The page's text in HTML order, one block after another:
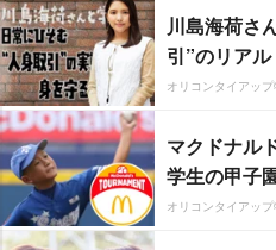
川島海荷さ
引”のリアル
オリコンタイアップ
マクドナル
学生の甲子
オリコンタイアップ